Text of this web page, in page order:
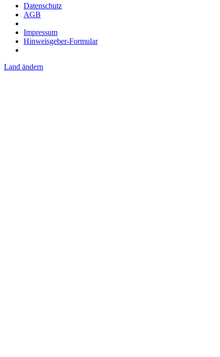
Datenschutz
AGB
Impressum
Hinweisgeber-Formular
Land ändern